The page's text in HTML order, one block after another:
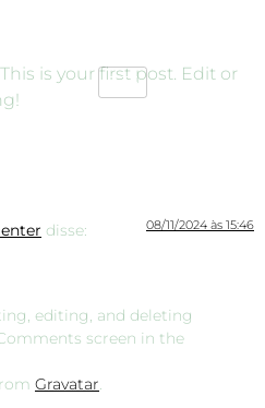
is your first post. Edit or
disse: 08/11/2024 às 15:46
editing, and deleting
screen in the
Gravatar.